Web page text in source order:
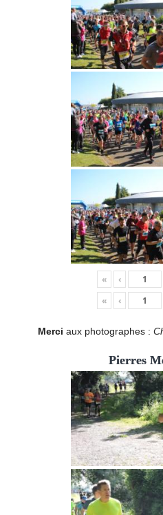
« ‹
«
‹
Merci aux photographes :
Pierres